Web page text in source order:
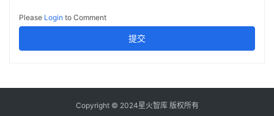
Please Login to Comment
提交
Copyright © 2024星火智库 版权所有